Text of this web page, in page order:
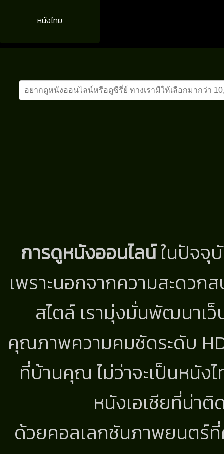
หนังไทย
การดูหนังออนไลน์ในปัจจุ
เพราะนอกจากความสะดว
สไตล์ เรามุ่งมั่นพัฒนาเ
คุณภาพความคมชัดระดับ
ที่บ้านคุณ ไม่ว่าจะเป็นหนั
หนังเอเชียที่น่า
ด้วยคอลเลกชันภาพยนตร์